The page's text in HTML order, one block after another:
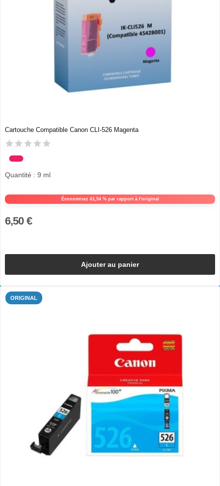
Cartouche Compatible Canon CLI-526 Magenta
Économisez 61,54 % par rapport à l'original
Quantité : 9 ml
6,50 €
Ajouter au panier
ORIGINAL